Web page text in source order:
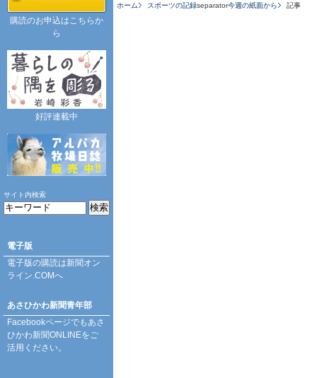
ホーム スポーツの記録separator今週の紙面から 記事
購読のお申込はこちらか
ら
好評連載中
サイト内検索
電子版
電子版の購読は新聞オン
ライン.COMへ
あさひかわ新聞青年部
Facebookページでもあさ
ひかわ新聞ONLINEをご
活用ください。